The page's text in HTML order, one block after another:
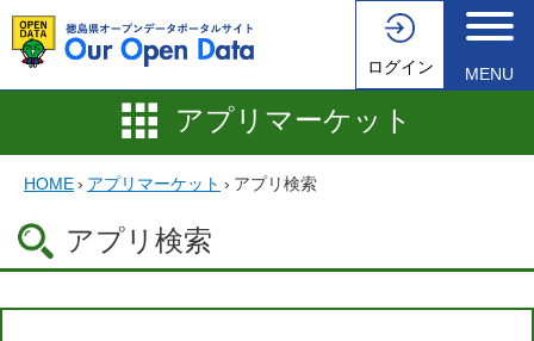
ログイン MENU
アプリマーケット
HOME› アプリマーケット › アプリ検索
アプリ検索